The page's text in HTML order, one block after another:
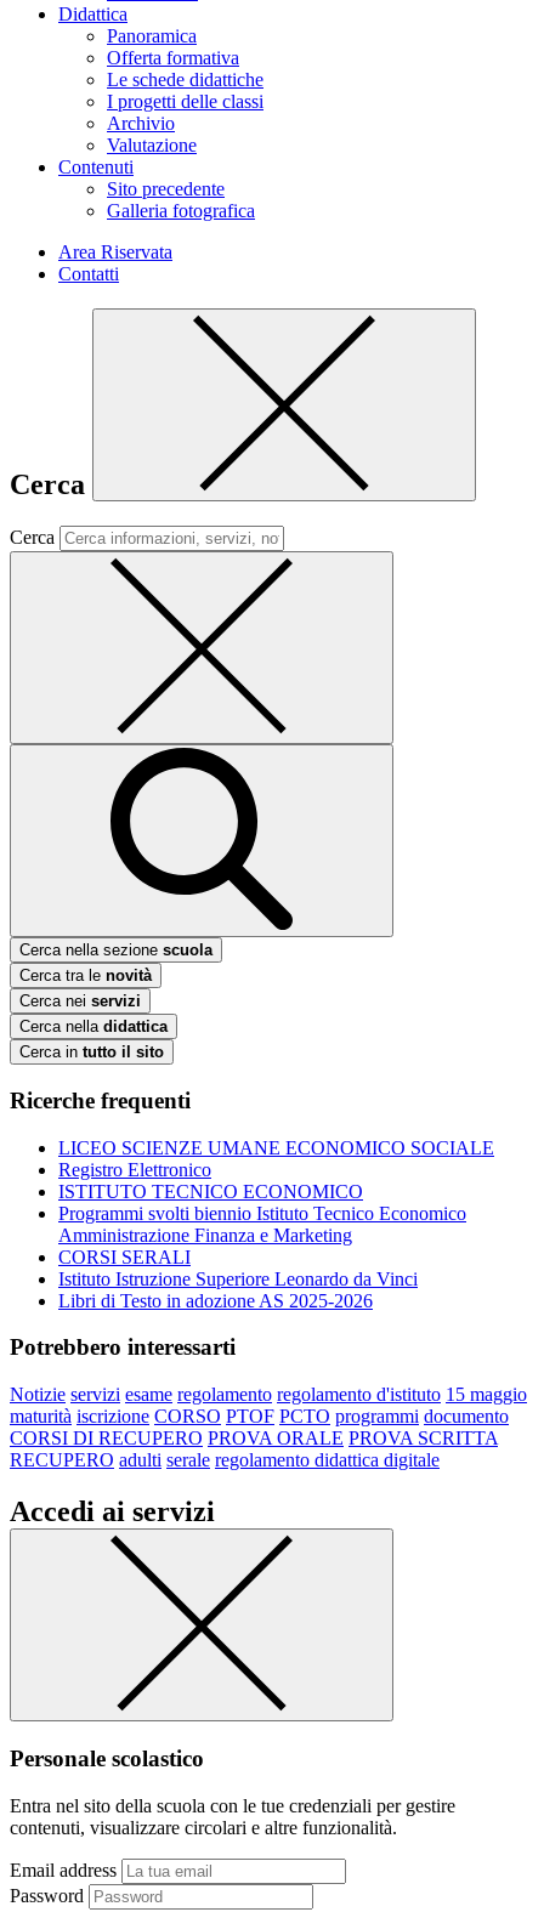
Didattica
Panoramica
Offerta formativa
Le schede didattiche
I progetti delle classi
Archivio
Valutazione
Contenuti
Sito precedente
Galleria fotografica
Area Riservata
Contatti
Cerca
Cerca
Cerca nella sezione scuola
Cerca tra le novità
Cerca nei servizi
Cerca nella didattica
Cerca in tutto il sito
Ricerche frequenti
LICEO SCIENZE UMANE ECONOMICO SOCIALE
Registro Elettronico
ISTITUTO TECNICO ECONOMICO
Programmi svolti biennio Istituto Tecnico Economico
Amministrazione Finanza e Marketing
CORSI SERALI
Istituto Istruzione Superiore Leonardo da Vinci
Libri di Testo in adozione AS 2025-2026
Potrebbero interessarti
Notizie servizi esame regolamento regolamento d'istituto 15 maggio
maturità iscrizione CORSO PTOF PCTO programmi documento
CORSI DI RECUPERO PROVA ORALE PROVA SCRITTA
RECUPERO adulti serale regolamento didattica digitale
Accedi ai servizi
Personale scolastico
Entra nel sito della scuola con le tue credenziali per gestire
contenuti, visualizzare circolari e altre funzionalità.
Email address
Password